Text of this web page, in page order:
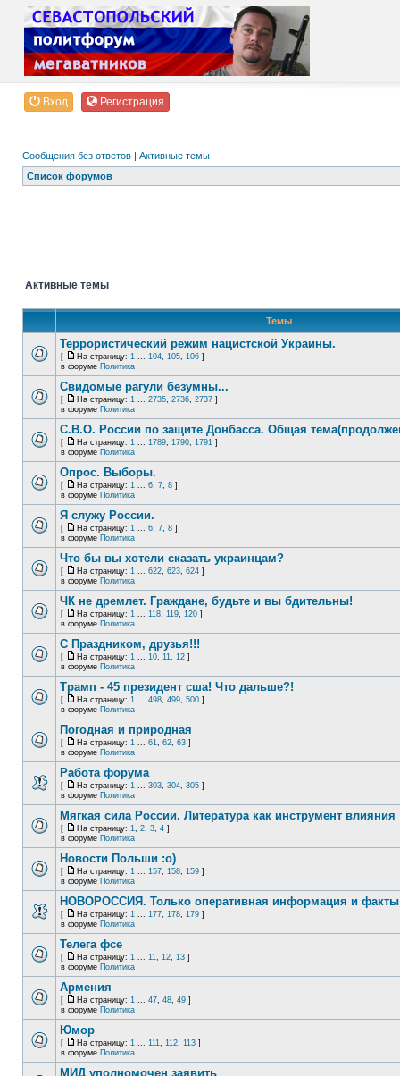
Вход Регистрация
Сообщения без ответов | Активные темы
Список форумов
Активные темы
Темы
Террористический режим нацистской Украины.
[ На страницу: 1 ... 104, 105, 106 ]
в форуме Политика
Свидомые рагули безумны...
[ На страницу: 1 ... 2735, 2736, 2737 ]
в форуме Политика
С.В.О. России по защите Донбасса. Общая
[ На страницу: 1 ... 1789, 1790, 1791 ]
в форуме Политика
Опрос. Выборы.
[ На страницу: 1 ... 6, 7, 8 ]
в форуме Политика
Я служу России.
[ На страницу: 1 ... 6, 7, 8 ]
в форуме Политика
Что бы вы хотели сказать украинцам?
[ На страницу: 1 ... 622, 623, 624 ]
в форуме Политика
ЧК не дремлет. Граждане, будьте и вы бдительны!
[ На страницу: 1 ... 118, 119, 120 ]
в форуме Политика
С Праздником, друзья!!!
[ На страницу: 1 ... 10, 11, 12 ]
в форуме Политика
Трамп - 45 президент сша! Что дальше?!
[ На страницу: 1 ... 498, 499, 500 ]
в форуме Политика
Погодная и природная
[ На страницу: 1 ... 61, 62, 63 ]
в форуме Политика
Работа форума
[ На страницу: 1 ... 303, 304, 305 ]
в форуме Политика
Мягкая сила России. Литература как инструмент влияния
[ На страницу: 1, 2, 3, 4 ]
в форуме Политика
Новости Польши :o)
[ На страницу: 1 ... 157, 158, 159 ]
в форуме Политика
НОВОРОССИЯ. Только оперативная информация и факты
[ На страницу: 1 ... 177, 178, 179 ]
в форуме Политика
Телега фсе
[ На страницу: 1 ... 11, 12, 13 ]
в форуме Политика
Армения
[ На страницу: 1 ... 47, 48, 49 ]
в форуме Политика
Юмор
[ На страницу: 1 ... 111, 112, 113 ]
в форуме Политика
МИД уполномочен заявить